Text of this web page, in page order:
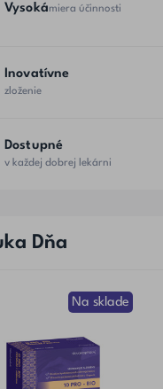
Vysokámiera účinnosti
Inovatívne
zloženie
Dostupné
v každej dobrej lekárni
Dňa
Na sklade